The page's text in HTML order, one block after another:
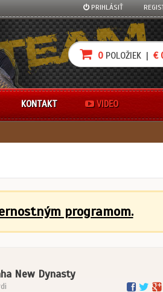
PRIHLÁSIŤ
0 POLOŽIEK | €
KONTAKT VIDEO
programom.
New Dynasty